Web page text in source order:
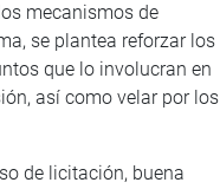
mecanismos de
se plantea reforzar los
que lo involucran en
así como velar por los
de licitación, buena